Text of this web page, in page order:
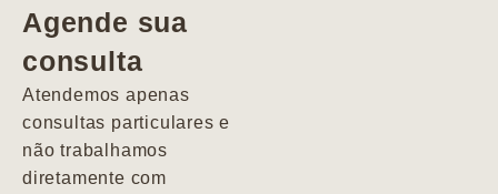
Agende sua
consulta
Atendemos apenas
consultas particulares e
não trabalhamos
diretamente com